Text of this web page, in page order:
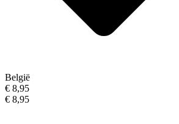
België
€ 8,95
€ 8,95